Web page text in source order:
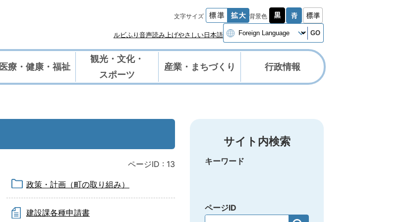
文字サイズ 背景色
ルビふり 音声読み上げやさしい日本語 GO
医療・健康・福祉
観光・文化・
スポーツ
産業・まちづくり 行政情報
ページID : 13
政策・計画（町の取り組み）
建設課各種申請書
サイト内検索
キーワード
ページID